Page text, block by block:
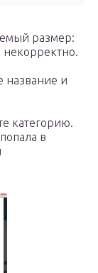
размер:
некорректно.
название и
категорию.
в